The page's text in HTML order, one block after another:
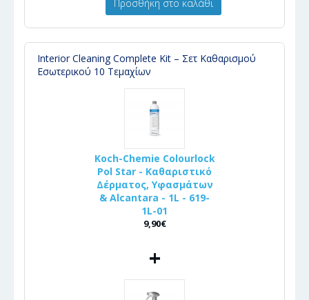
Προσθήκη στο καλάθι
Interior Cleaning Complete Kit – Σετ Καθαρισμού
Εσωτερικού 10 Τεμαχίων
Koch-Chemie Colourlock
Pol Star - Καθαριστικό
Δέρματος, Υφασμάτων
& Alcantara - 1L - 619-
1L-01
9,90€
+